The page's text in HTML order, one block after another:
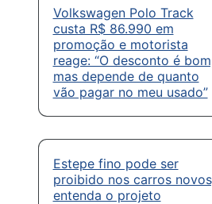
Volkswagen Polo Track
custa R$ 86.990 em
promoção e motorista
reage: “O desconto é
mas depende de quanto
vão pagar no meu usado”
Estepe fino pode ser
proibido nos carros
entenda o projeto